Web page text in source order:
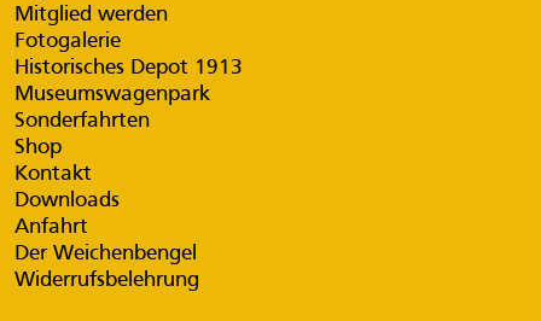
Mitglied werden
Fotogalerie
Historisches Depot 1913
Museumswagenpark
Sonderfahrten
Shop
Kontakt
Downloads
Anfahrt
Der Weichenbengel
Widerrufsbelehrung